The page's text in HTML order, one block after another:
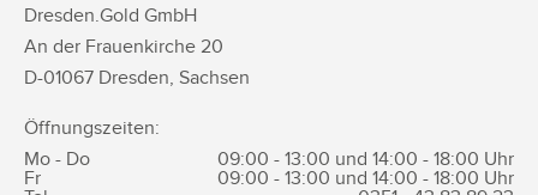
Dresden.Gold GmbH
An der Frauenkirche 20
D-01067 Dresden, Sachsen
Öffnungszeiten:
Mo - Do
09:00 - 13:00 und 14:00 - 18:00 Uhr
Fr
09:00 - 13:00 und 14:00 - 18:00 Uhr